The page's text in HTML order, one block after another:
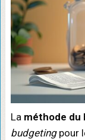
La méthode du
budgetingpour